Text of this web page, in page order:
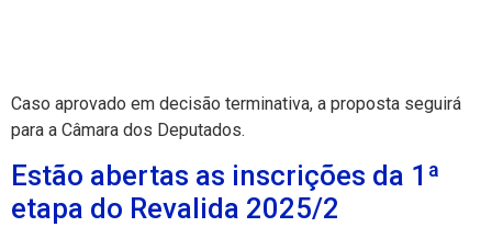
Caso aprovado em decisão terminativa, a proposta seguirá
para a Câmara dos Deputados.
Estão abertas as inscrições da 1ª
etapa do Revalida 2025/2